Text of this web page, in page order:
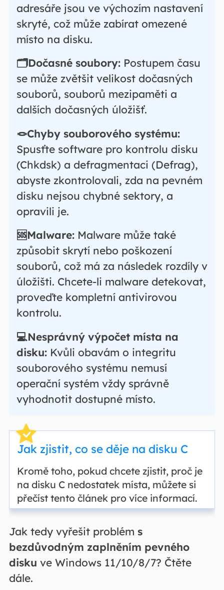
adresáře jsou ve výchozím nastavení
skryté, což může zabírat omezené
místo na disku.
🗂️Dočasné soubory:Postupem času
se může zvětšit velikost dočasných
souborů, souborů mezipaměti a
dalších dočasných úložišť.
🪢Chyby souborového systému:
Spusťte software pro kontrolu disku
(Chkdsk) a defragmentaci (Defrag),
abyste zkontrolovali, zda na pevném
disku nejsou chybné sektory, a
opravili je.
🆘Malware:Malware může také
způsobit skrytí nebo poškození
souborů, což má za následek rozdíly v
úložišti. Chcete-li malware detekovat,
proveďte kompletní antivirovou
kontrolu.
💻Nesprávný výpočet místa na
disku:Kvůli obavám o integritu
souborového systému nemusí
operační systém vždy správně
vyhodnotit dostupné místo.
Jak zjistit, co se děje na disku C
Kromě toho, pokud chcete zjistit, proč je
na disku C nedostatek místa, můžete si
přečíst tento článek pro více informací.
Jak tedy vyřešit problém s
bezdůvodným zaplněním pevného
disku ve Windows 11/10/8/7? Čtěte
dále.